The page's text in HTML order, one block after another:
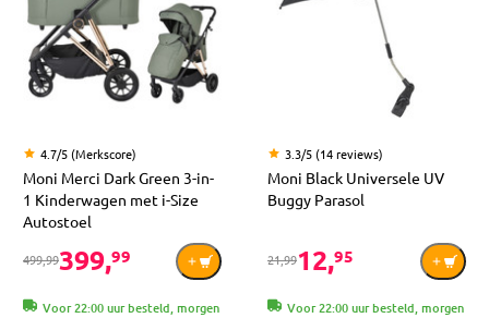
4.7/5 (Merkscore)
Moni Merci Dark Green 3-in-
1 Kinderwagen met i-Size
Autostoel
499,99399,99
Voor 22:00 uur besteld, morgen
3.3/5 (14 reviews)
Moni Black Universele UV
Buggy Parasol
21,9912,95
Voor 22:00 uur besteld, morgen